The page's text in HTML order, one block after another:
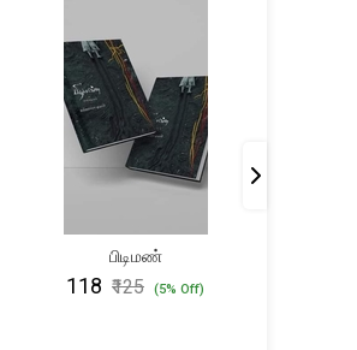
பிடிமண்
₹118 ₹125 (5% Off)